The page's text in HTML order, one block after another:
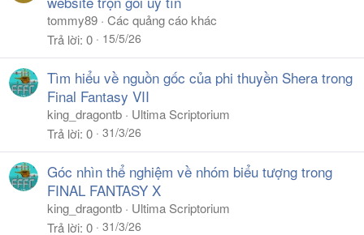
tommy89 Các quảng cáo khác
Trả lời 0 15/5/26
Tìm hiểu về nguồn gốc của phi thuyền Shera trong
Final Fantasy VII
king_dragontb
Ultima Scriptorium
Trả lời 0 31/3/26
Góc nhìn thể nghiệm về nhóm biểu tượng trong
FINAL FANTASY X
king_dragontb
Ultima Scriptorium
Trả lời 0 31/3/26